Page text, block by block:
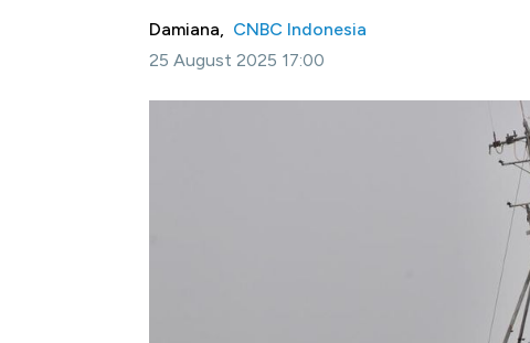
Damiana, CNBC Indonesia
25 August 2025 17:00